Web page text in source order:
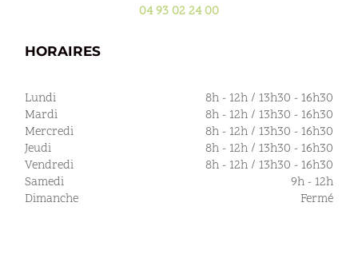
04 93 02 24 00
HORAIRES
Lundi
8h - 12h / 13h30 - 16h30
Mardi
8h - 12h / 13h30 - 16h30
Mercredi
8h - 12h / 13h30 - 16h30
Jeudi
8h - 12h / 13h30 - 16h30
Vendredi
8h - 12h / 13h30 - 16h30
Samedi
9h - 12h
Dimanche
Fermé